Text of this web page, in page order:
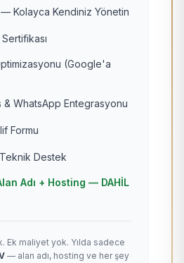
Kolayca Kendiniz Yönetin
(Google'a
WhatsApp Entegrasyonu
Formu
Destek
Adı + Hosting — DAHİL
Ek maliyet yok. Yılda sadece
— alan adı, hosting ve her şey